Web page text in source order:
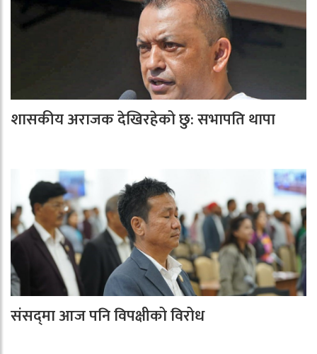
शासकीय अराजक देखिरहेको छु: सभापति थापा
संसद्‍मा आज पनि विपक्षीको विरोध